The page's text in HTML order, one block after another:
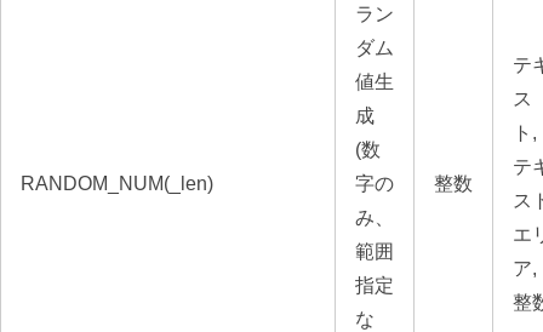
RANDOM_NUM(_len)
ラン
ダム
値生
成
(数
字の
み、
範囲
指定
な
整数
テ
ス
ト,
テ
ス
エ
ア,
整